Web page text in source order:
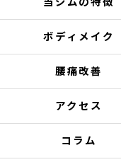
当ジムの特徴
ボディメイク
腰痛改善
アクセス
コラム